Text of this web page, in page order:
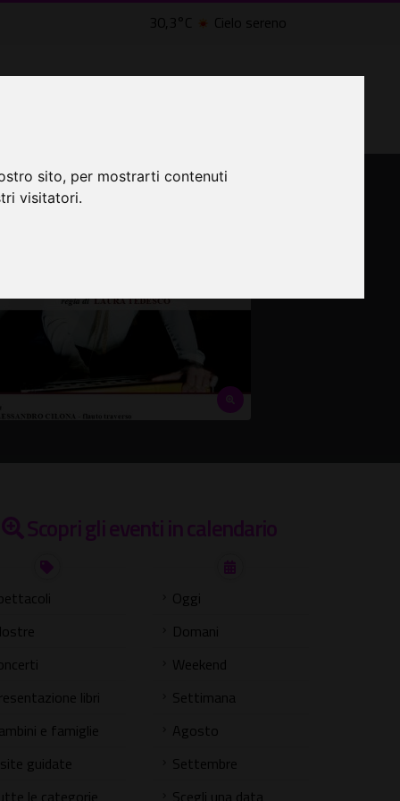
sito, per mostrarti contenuti
visitatori.
30,3°C Cielo sereno
Scopri gli eventi in calendario
libri
e famiglie
guidate
le categorie
Oggi
Domani
Weekend
Settimana
Agosto
Settembre
Scegli una data